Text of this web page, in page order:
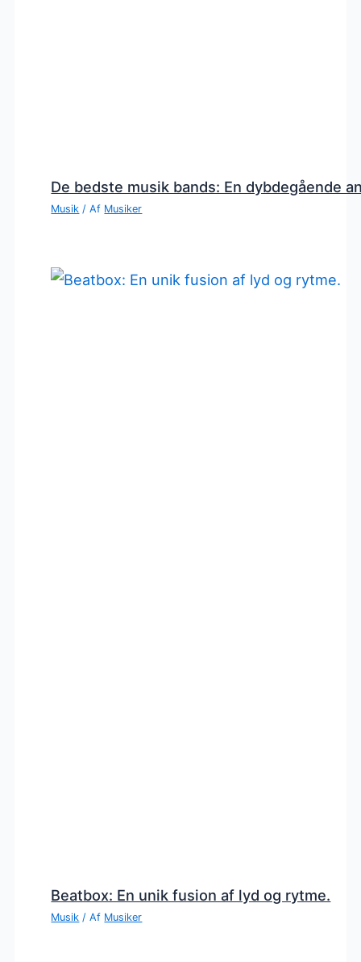
De bedste musik bands: En dybdegående
Musik / Af Musiker
Beatbox: En unik fusion af lyd og rytme.
Musik / Af Musiker